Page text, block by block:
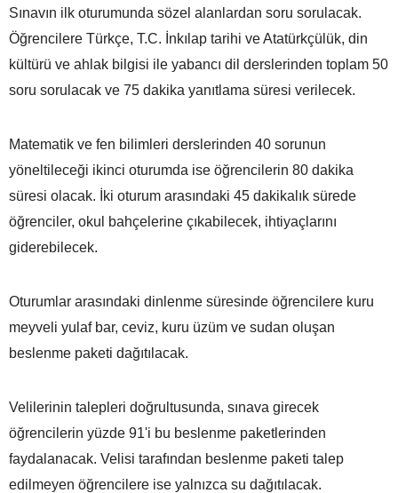
Sınavın ilk oturumunda sözel alanlardan soru sorulacak.
Öğrencilere Türkçe, T.C. İnkılap tarihi ve Atatürkçülük, din
kültürü ve ahlak bilgisi ile yabancı dil derslerinden toplam 50
soru sorulacak ve 75 dakika yanıtlama süresi verilecek.
Matematik ve fen bilimleri derslerinden 40 sorunun
yöneltileceği ikinci oturumda ise öğrencilerin 80 dakika
süresi olacak. İki oturum arasındaki 45 dakikalık sürede
öğrenciler, okul bahçelerine çıkabilecek, ihtiyaçlarını
giderebilecek.
Oturumlar arasındaki dinlenme süresinde öğrencilere kuru
meyveli yulaf bar, ceviz, kuru üzüm ve sudan oluşan
beslenme paketi dağıtılacak.
Velilerinin talepleri doğrultusunda, sınava girecek
öğrencilerin yüzde 91'i bu beslenme paketlerinden
faydalanacak. Velisi tarafından beslenme paketi talep
edilmeyen öğrencilere ise yalnızca su dağıtılacak.